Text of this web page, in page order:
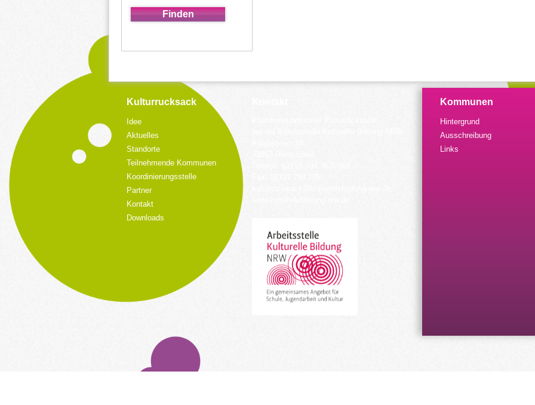
Kulturrucksack
Idee
Aktuelles
Standorte
Teilnehmende Kommunen
Koordinierungsstelle
Partner
Kontakt
Downloads
Kommunen
Hintergrund
Ausschreibung
Links